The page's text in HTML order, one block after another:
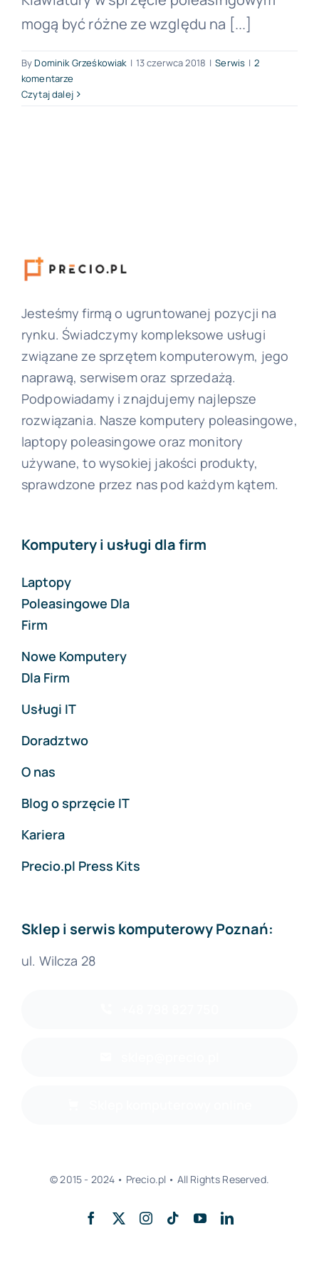
mogą być różne ze względu na [...]
ByDominik Grześkowiak | 13 czerwca 2018 | Serwis | 2
komentarze
Czytaj dalej
Jesteśmy firmą o ugruntowanej pozycji na
rynku. Świadczymy kompleksowe usługi
związane ze sprzętem komputerowym, jego
naprawą, serwisem oraz sprzedażą.
Podpowiadamy i znajdujemy najlepsze
rozwiązania. Nasze komputery poleasingowe,
laptopy poleasingowe oraz monitory
używane, to wysokiej jakości produkty,
sprawdzone przez nas pod każdym kątem.
Komputery i usługi dla firm
Laptopy
Poleasingowe Dla
Firm
Nowe Komputery
Dla Firm
Usługi IT
Doradztwo
O nas
Blog o sprzęcie IT
Kariera
Precio.pl Press Kits
Sklep i serwis komputerowy Poznań:
ul. Wilcza 28
© 2015 - 2024 • Precio.pl • All Rights Reserved.